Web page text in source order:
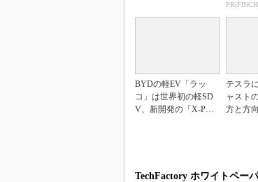
BYDの軽EV「ラッ
コ」は世界初の軽SD
V、新開発の「X-PAC
テスラ
ャスト
方と方
TechFactory ホワイトペー